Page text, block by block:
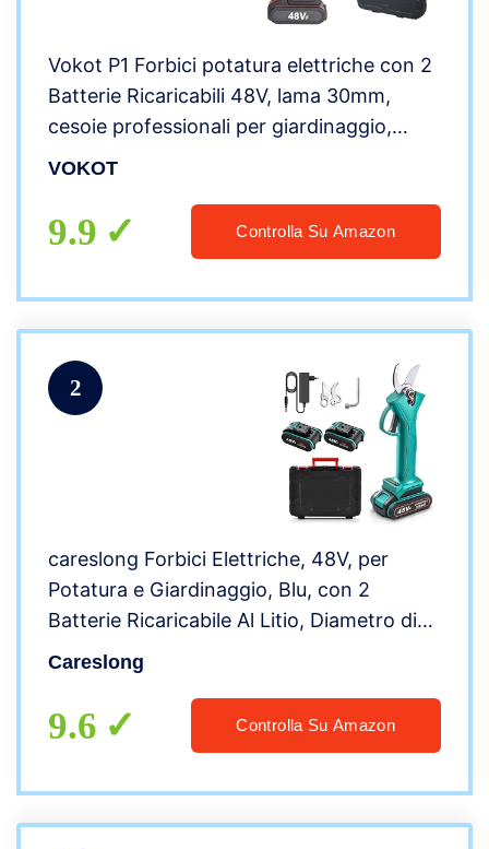
Vokot P1 Forbici potatura elettriche con 2
Batterie Ricaricabili 48V, lama 30mm,
cesoie professionali per giardinaggio,
Multicolore
VOKOT
9.9 Controlla Su Amazon
2
careslong Forbici Elettriche, 48V, per
Potatura e Giardinaggio, Blu, con 2
Batterie Ricaricabile Al Litio, Diametro di
Taglio 30 mm
Careslong
9.6 Controlla Su Amazon